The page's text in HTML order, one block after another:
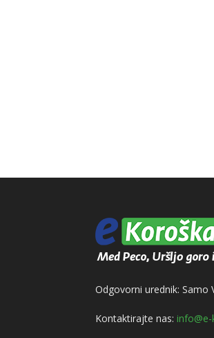
Odgovorni urednik: Samo
Kontaktirajte nas: